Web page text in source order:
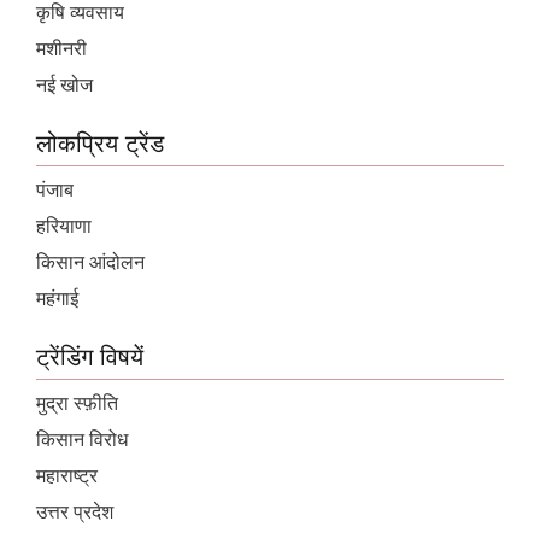
कृषि व्यवसाय
मशीनरी
नई खोज
लोकप्रिय ट्रेंड
पंजाब
हरियाणा
किसान आंदोलन
महंगाई
ट्रेंडिंग विषयें
मुद्रा स्फ़ीति
किसान विरोध
महाराष्ट्र
उत्तर प्रदेश